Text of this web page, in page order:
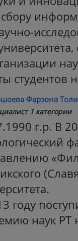
студентов
Фарзона
1 категории
г.р. В
году
наук РТ